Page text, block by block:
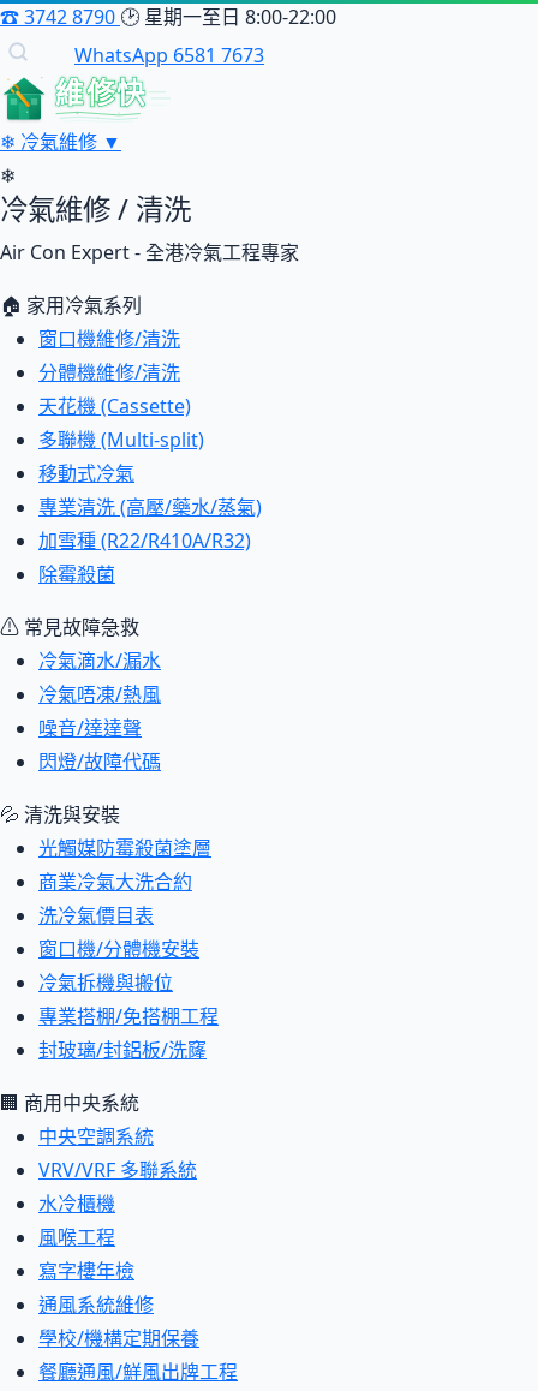
☎3742 8790 🕑 星期一至日 8:00-22:00
WhatsApp 6581 7673
維修快
❄ 冷氣維修 ▼
❄
冷氣維修 / 清洗
Air Con Expert - 全港冷氣工程專家
🏠 家用冷氣系列
窗口機維修/清洗
分體機維修/清洗
天花機 (Cassette)
多聯機 (Multi-split)
移動式冷氣
專業清洗 (高壓/藥水/蒸氣)
加雪種 (R22/R410A/R32)
除霉殺菌
⚠ 常見故障急救
冷氣滴水/漏水
冷氣唔凍/熱風
噪音/達達聲
閃燈/故障代碼
💦 清洗與安裝
光觸媒防霉殺菌塗層
商業冷氣大洗合約
洗冷氣價目表
窗口機/分體機安裝
冷氣拆機與搬位
專業搭棚/免搭棚工程
封玻璃/封鋁板/洗窿
🏢 商用中央系統
中央空調系統
VRV/VRF 多聯系統
水冷櫃機
風喉工程
寫字樓年檢
通風系統維修
學校/機構定期保養
餐廳通風/鮮風出牌工程